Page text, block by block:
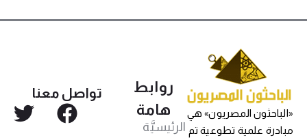
«الباحثون المصريون» هي
مبادرة علمية تطوعية تم
روابط
هامة
الرئيسيَّة
تواصل معنا